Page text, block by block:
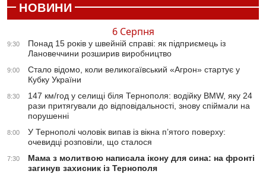
НОВИНИ
6 Серпня
9:30
Понад 15 років у швейній справі: як підприємець із
Лановеччини розширив виробництво
9:00
Стало відомо, коли великогаївський «Агрон» стартує у
Кубку України
8:30
147 км/год у селищі біля Тернополя: водійку BMW, яку 24
рази притягували до відповідальності, знову спіймали на
порушенні
8:00
У Тернополі чоловік випав із вікна п’ятого поверху:
очевидці розповіли, що сталося
7:30
Мама з молитвою написала ікону для сина: на фронті
загинув захисник із Тернополя